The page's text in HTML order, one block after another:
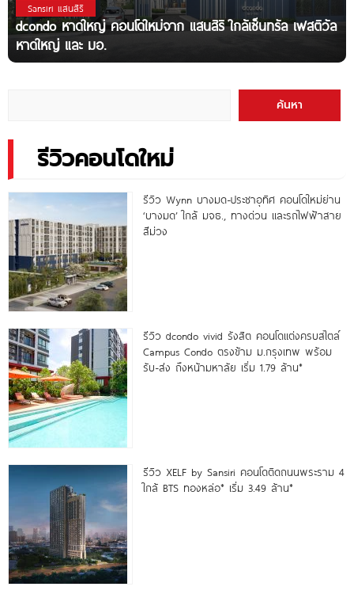
Sansiri แสนสิริ
dcondo หาดใหญ่ คอนโดใหม่จาก แสนสิริ ใกล้เซ็นทรัล เฟสติวัล
หาดใหญ่ และ มอ.
ค้นหา
รีวิวคอนโดใหม่
รีวิว Wynn บางมด-ประชาอุทิศ คอนโดใหม่ย่าน
‘บางมด’ ใกล้ มจธ., ทางด่วน และรถไฟฟ้าสาย
สีม่วง
รีวิว dcondo vivid รังสิต คอนโดแต่งครบสไตล์
Campus Condo ตรงข้าม ม.กรุงเทพ พร้อม
รับ-ส่ง ถึงหน้ามหาลัย เริ่ม 1.79 ล้าน*
รีวิว XELF by Sansiri คอนโดติดถนนพระราม 4
ใกล้ BTS ทองหล่อ* เริ่ม 3.49 ล้าน*